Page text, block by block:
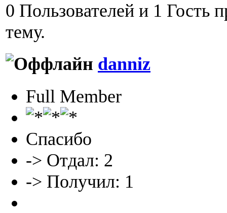
0 Пользователей и 1 Гость
тему.
danniz
Full Member
Спасибо
-> Отдал: 2
-> Получил: 1